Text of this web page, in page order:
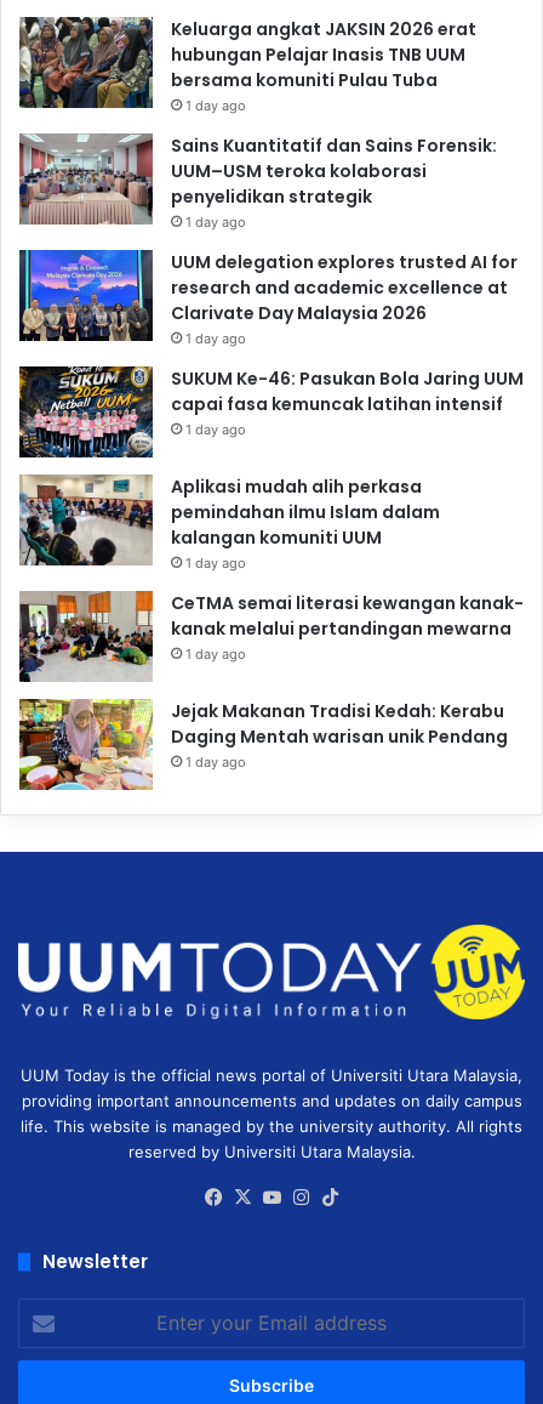
Keluarga angkat JAKSIN 2026 erat
hubungan Pelajar Inasis TNB UUM
bersama komuniti Pulau Tuba
1 day ago
Sains Kuantitatif dan Sains Forensik:
UUM–USM teroka kolaborasi
penyelidikan strategik
1 day ago
UUM delegation explores trusted AI for
research and academic excellence at
Clarivate Day Malaysia 2026
1 day ago
SUKUM Ke-46: Pasukan Bola Jaring UUM
capai fasa kemuncak latihan intensif
1 day ago
Aplikasi mudah alih perkasa
pemindahan ilmu Islam dalam
kalangan komuniti UUM
1 day ago
CeTMA semai literasi kewangan kanak-
kanak melalui pertandingan mewarna
1 day ago
Jejak Makanan Tradisi Kedah: Kerabu
Daging Mentah warisan unik Pendang
1 day ago
UUM Today is the official news portal of Universiti Utara Malaysia,
providing important announcements and updates on daily campus
life. This website is managed by the university authority. All rights
reserved by Universiti Utara Malaysia.
Facebook
X YouTubeInstagram
Newsletter
Enter
your
Email